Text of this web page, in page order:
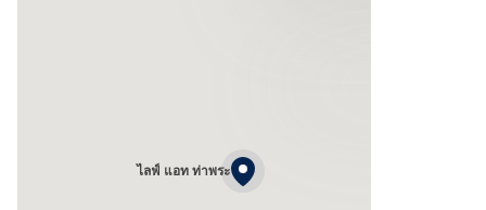
ไลฟ์ แอท ท่าพระ